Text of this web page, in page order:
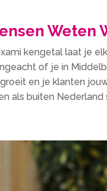
Weten
kengetal laat je
of je in
en je klanten
als buiten